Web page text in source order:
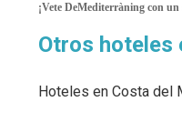
¡Vete DeMediterràning con
Otros hoteles
Hoteles en Costa del